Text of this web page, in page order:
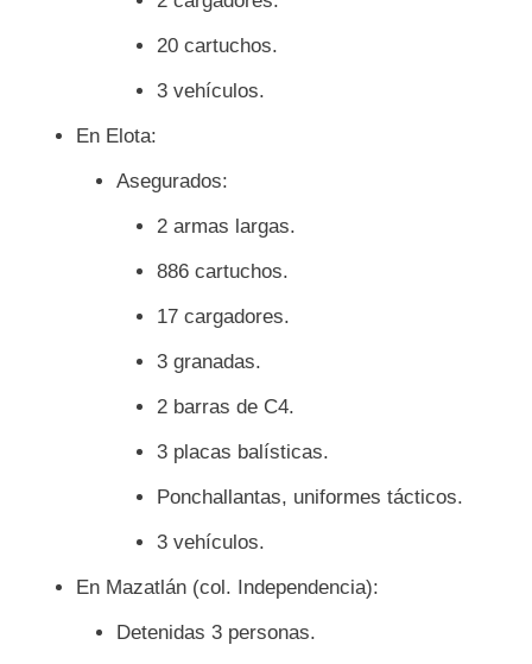
20 cartuchos.
3 vehículos.
En Elota:
Asegurados:
2 armas largas.
886 cartuchos.
17 cargadores.
3 granadas.
2 barras de C4.
3 placas balísticas.
Ponchallantas, uniformes tácticos.
3 vehículos.
En Mazatlán (col. Independencia):
Detenidas 3 personas.